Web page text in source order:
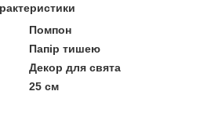
Помпон
Папір тишею
Декор для свята
25 см